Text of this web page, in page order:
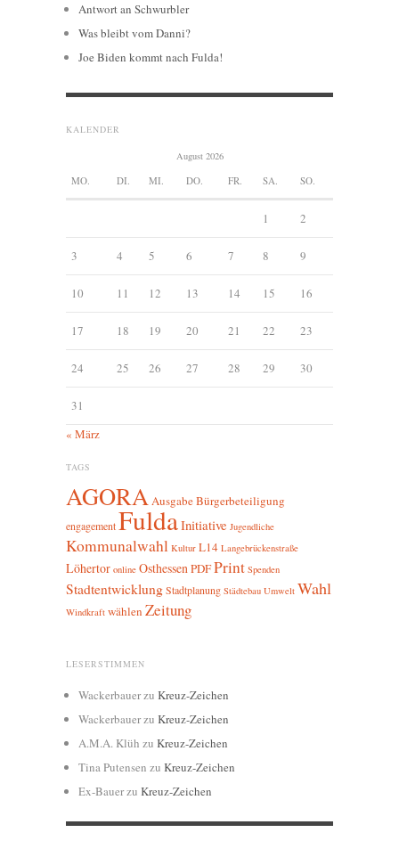
Antwort an Schwurbler
Was bleibt vom Danni?
Joe Biden kommt nach Fulda!
KALENDER
August 2026
MO. DI. MI. DO. FR. SA. SO.
1 2
3 4 5 6 7 8 9
10 11 12 13 14 15 16
17 18 19 20 21 22 23
24 25 26 27 28 29 30
31
« März
TAGS
AGORAAusgabeBürgerbeteiligung
engagementFuldaInitiative Jugendliche
Kommunalwahl Kultur L14 Langebrückenstraße
Löhertor online OsthessenPDFPrint Spenden
StadtentwicklungStadtplanung Städtebau Umwelt Wahl
Windkraft wählen Zeitung
LESERSTIMMEN
Wackerbauerzu Kreuz-Zeichen
Wackerbauerzu Kreuz-Zeichen
A.M.A. Klüh zu Kreuz-Zeichen
Tina Putensen zu Kreuz-Zeichen
Ex-Bauerzu Kreuz-Zeichen